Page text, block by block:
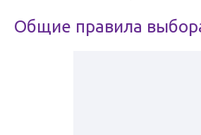
Общие правила